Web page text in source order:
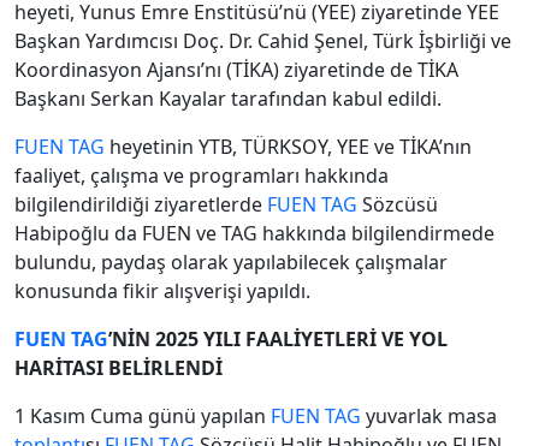
heyeti, Yunus Emre Enstitüsü’nü (YEE) ziyaretinde YEE
Başkan Yardımcısı Doç. Dr. Cahid Şenel, Türk İşbirliği ve
Koordinasyon Ajansı’nı (TİKA) ziyaretinde de TİKA
Başkanı Serkan Kayalar tarafından kabul edildi.
FUEN TAG heyetinin YTB, TÜRKSOY, YEE ve TİKA’nın
faaliyet, çalışma ve programları hakkında
bilgilendirildiği ziyaretlerde FUEN TAG Sözcüsü
Habipoğlu da FUEN ve TAG hakkında bilgilendirmede
bulundu, paydaş olarak yapılabilecek çalışmalar
konusunda fikir alışverişi yapıldı.
FUEN TAG’NİN 2025 YILI FAALİYETLERİ VE YOL
HARİTASI BELİRLENDİ
1 Kasım Cuma günü yapılan FUEN TAG yuvarlak masa